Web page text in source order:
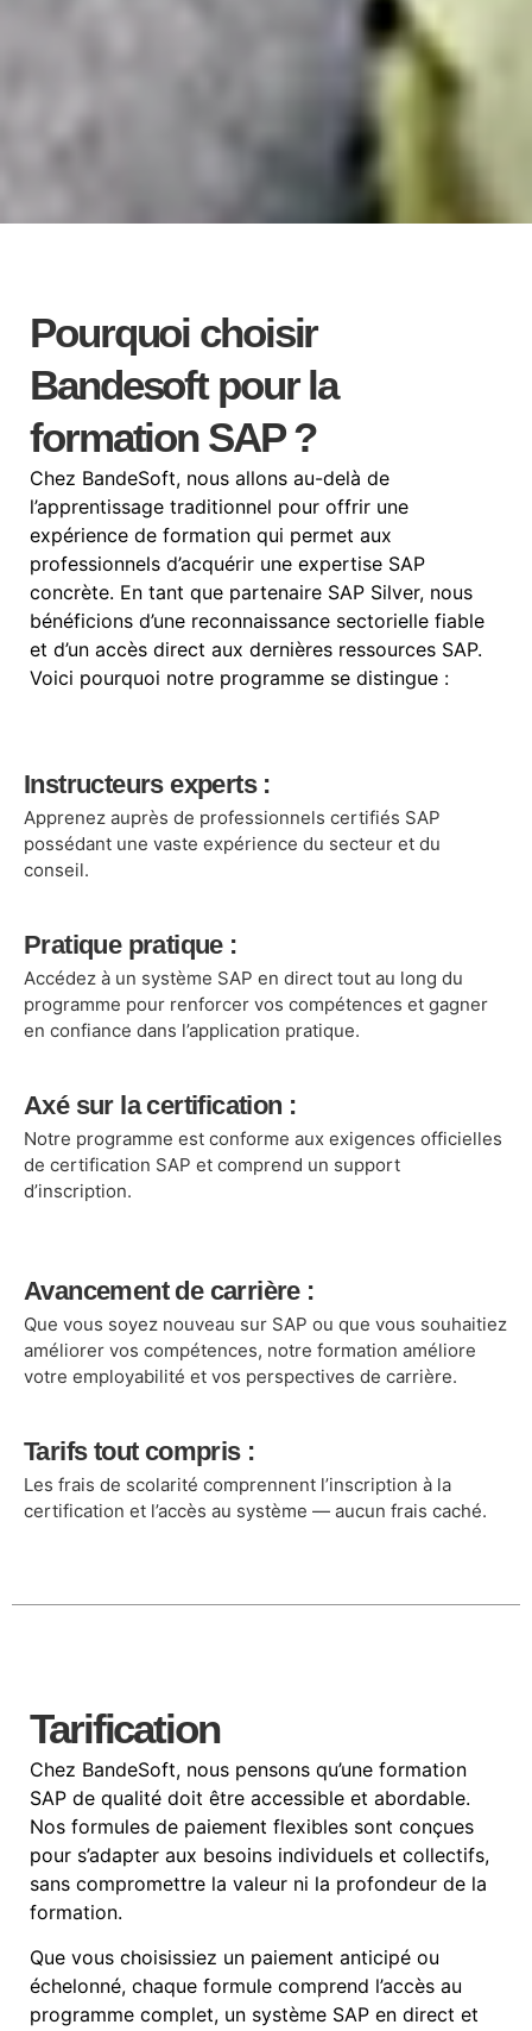
Pourquoi choisir
Bandesoft pour la
formation SAP ?
Chez BandeSoft, nous allons au-delà de
l’apprentissage traditionnel pour offrir une
expérience de formation qui permet aux
professionnels d’acquérir une expertise SAP
concrète. En tant que partenaire SAP Silver, nous
bénéficions d’une reconnaissance sectorielle fiable
et d’un accès direct aux dernières ressources SAP.
Voici pourquoi notre programme se distingue :
Instructeurs experts :
Apprenez auprès de professionnels certifiés SAP
possédant une vaste expérience du secteur et du
conseil.
Pratique pratique :
Accédez à un système SAP en direct tout au long du
programme pour renforcer vos compétences et gagner
en confiance dans l’application pratique.
Axé sur la certification :
Notre programme est conforme aux exigences officielles
de certification SAP et comprend un support
d’inscription.
Avancement de carrière :
Que vous soyez nouveau sur SAP ou que vous souhaitiez
améliorer vos compétences, notre formation améliore
votre employabilité et vos perspectives de carrière.
Tarifs tout compris :
Les frais de scolarité comprennent l’inscription à la
certification et l’accès au système — aucun frais caché.
Tarification
Chez BandeSoft, nous pensons qu’une formation
SAP de qualité doit être accessible et abordable.
Nos formules de paiement flexibles sont conçues
pour s’adapter aux besoins individuels et collectifs,
sans compromettre la valeur ni la profondeur de la
formation.
Que vous choisissiez un paiement anticipé ou
échelonné, chaque formule comprend l’accès au
programme complet, un système SAP en direct et